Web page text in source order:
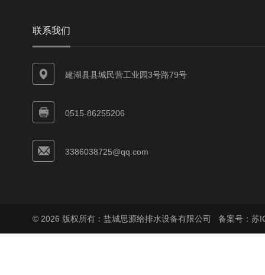
联系我们
建湖县县城民营工业园3号路79号
0515-86255206
3386038725@qq.com
© 2026 版权所有：盐城思源给排水设备有限公司 备案号：苏